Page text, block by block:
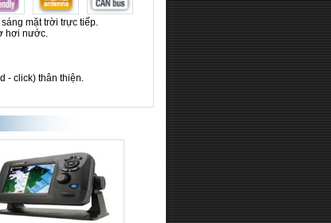
mặt trời trực tiếp.
hơi nước.
- click) thân thiện.